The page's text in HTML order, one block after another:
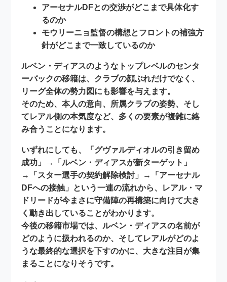
アーセナルDFとの交渉がどこまで具体化す
るのか
モウリーニョ監督の構想とフロントの補強方
針がどこまで一致しているのか
ルベン・ディアスのようなトップレベルのセンタ
ーバックの移籍は、クラブの顔ぶれだけでなく、
リーグ全体の勢力図にも影響を与えます。
そのため、本人の意向、所属クラブの姿勢、そし
てレアル側の本気度など、多くの要素が複雑に絡
み合うことになります。
いずれにしても、
「グヴァルディオルの引き留め
成功」→「ルベン・ディアスが新ターゲット」
→「スター選手の契約解除検討」→「アーセナル
DFへの接触」 という一連の流れから、レアル・マ
ドリードが今まさに守備陣の再構築に向けて大き
く動き出していることがわかります。
今後の移籍市場では、ルベン・ディアスの名前が
どのように扱われるのか、そしてレアルがどのよ
うな最終的な選択を下すのかに、大きな注目が集
まることになりそうです。